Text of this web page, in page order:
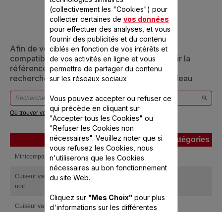
Afin de vous assurer que cet article est bien
compatible avec votre appareil, veuillez saisir la
référence de votre produit dans la barre de
recherche ci-dessous ou vous référer au tableau
Où trouver votre référence ?
Produits Références
Catégories
Produits
Références
Minicompact VC130B00
Cuiseur vapeur Mini Compact Inox
noir
Cuiseur vapeur Mini Compact VC130100
(collectivement les "Cookies") pour
collecter certaines de vos données
pour effectuer des analyses, et vous
fournir des publicités et du contenu
ciblés en fonction de vos intérêts et
de vos activités en ligne et vous
permettre de partager du contenu
sur les réseaux sociaux
Vous pouvez accepter ou refuser ce
qui précède en cliquant sur
"Accepter tous les Cookies" ou
"Refuser les Cookies non
nécessaires". Veuillez noter que si
vous refusez les Cookies, nous
n'utiliserons que les Cookies
nécessaires au bon fonctionnement
du site Web.
Cliquez sur "Mes Choix" pour plus
d'informations sur les différentes